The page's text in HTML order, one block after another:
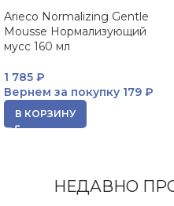
Arieco Normalizing Gentle
Mousse Нормализующий
мусс 160 мл
1 785 ₽
Вернем за покупку 179 ₽
В КОРЗИНУ
НЕДАВНО